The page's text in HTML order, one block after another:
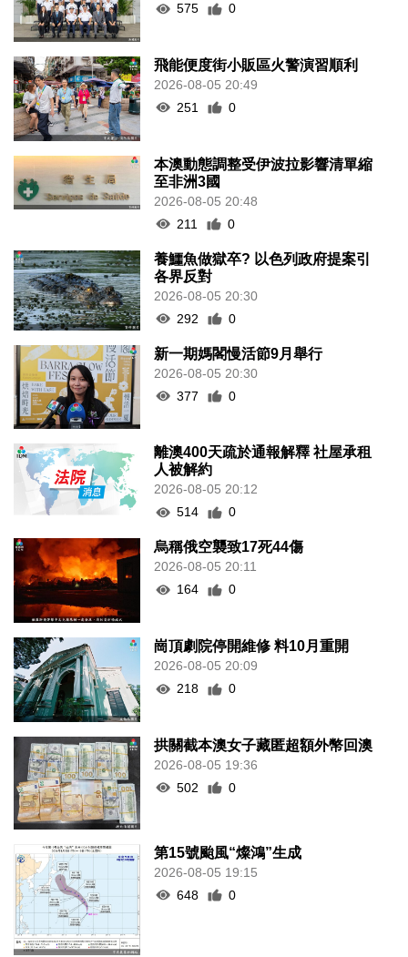
575
0
飛能便度街小販區火警演習順利
2026-08-05 20:49
251
0
本澳動態調整受伊波拉影響清單縮
至非洲3國
2026-08-05 20:48
211
0
養鱷魚做獄卒? 以色列政府提案引
各界反對
2026-08-05 20:30
292
0
新一期媽閣慢活節9月舉行
2026-08-05 20:30
377
0
離澳400天疏於通報解釋 社屋承租
人被解約
2026-08-05 20:12
514
0
烏稱俄空襲致17死44傷
2026-08-05 20:11
164
0
崗頂劇院停開維修 料10月重開
2026-08-05 20:09
218
0
拱關截本澳女子藏匿超額外幣回澳
2026-08-05 19:36
502
0
第15號颱風“燦鴻”生成
2026-08-05 19:15
648
0